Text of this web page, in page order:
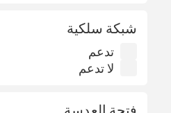
شبكة سلكية
تدعم
لا تدعم